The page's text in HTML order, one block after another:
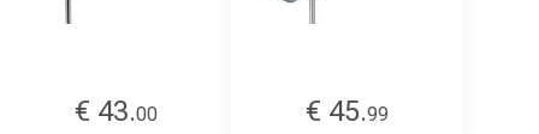
€ 43.00
€ 45.99